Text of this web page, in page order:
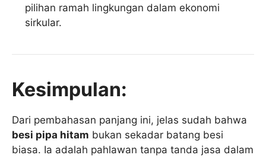
pilihan ramah lingkungan dalam ekonomi
sirkular.
Kesimpulan:
Dari pembahasan panjang ini, jelas sudah bahwa
besi pipa hitam bukan sekadar batang besi
biasa. Ia adalah pahlawan tanpa tanda jasa dalam